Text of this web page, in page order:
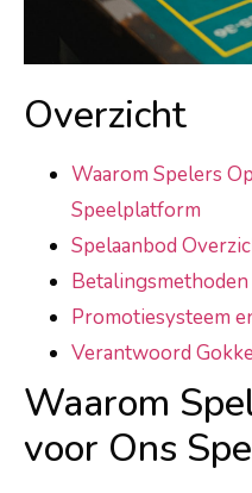
Overzicht
Waarom Spelers
Speelplatform
Spelaanbod
Promotiesysteem
Verantwoord
Waarom
voor Ons